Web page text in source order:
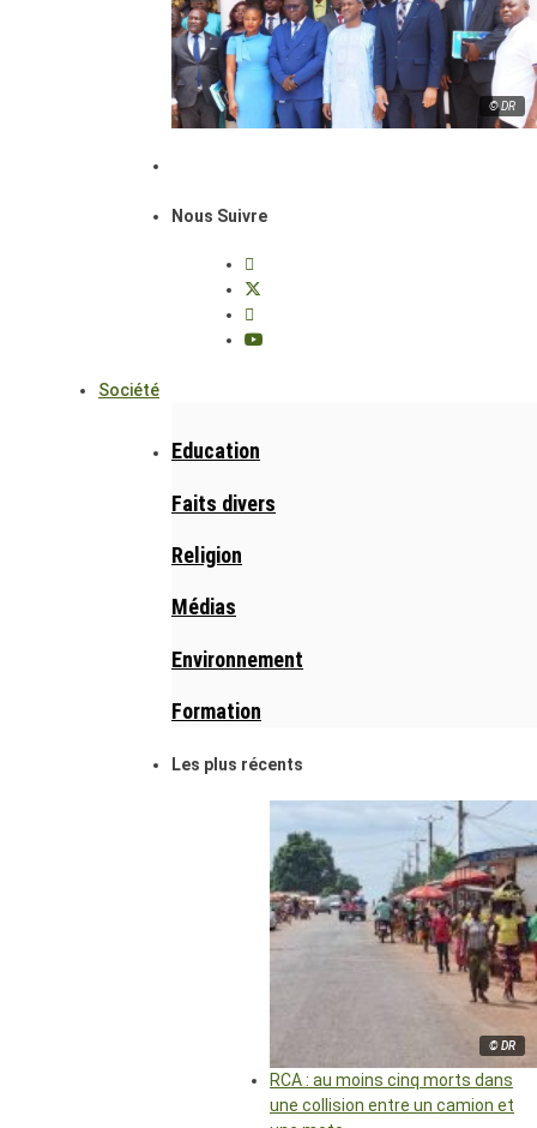
© DR
Nous Suivre
Société
Education
Faits divers
Religion
Médias
Environnement
Formation
Les plus récents
© DR
RCA : au moins cinq morts dans
une collision entre un camion et